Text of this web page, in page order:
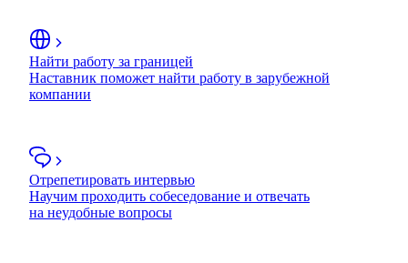
Найти работу за границей
Наставник поможет найти работу в зарубежной
компании
Отрепетировать интервью
Научим проходить собеседование и отвечать
на неудобные вопросы